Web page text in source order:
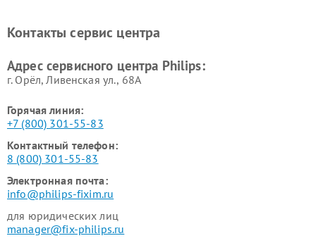
Ремонт стиральных машин
Ремонт увлажнителей
Контакты сервис центра
Адрес сервисного центра Philips:
г. Орёл, Ливенская ул., 68А
Горячая линия:
+7 (800) 301-55-83
Контактный телефон:
8 (800) 301-55-83
Электронная почта:
info@philips-fixim.ru
для юридических лиц
manager@fix-philips.ru